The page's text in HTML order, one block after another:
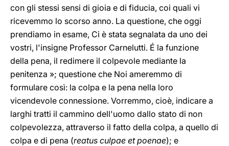
con gli stessi sensi di gioia e di fiducia, coi quali vi
ricevemmo lo scorso anno. La questione, che oggi
prendiamo in esame, Ci è stata segnalata da uno dei
vostri, l'insigne Professor Carnelutti. É la funzione
della pena, il redimere il colpevole mediante la
penitenza »; questione che Noi ameremmo di
formulare così: la colpa e la pena nella loro
vicendevole connessione. Vorremmo, cioè, indicare a
larghi tratti il cammino dell'uomo dallo stato di non
colpevolezza, attraverso il fatto della colpa, a quello di
colpa e di pena (reatus culpae et poenae); e